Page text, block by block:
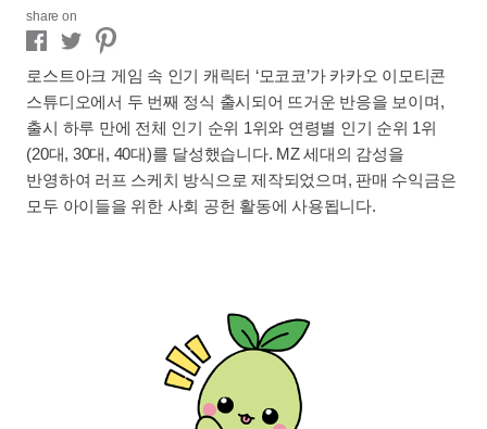
share on
로스트아크 게임 속 인기 캐릭터 ‘모코코’가 카카오 이모티콘
스튜디오에서 두 번째 정식 출시되어 뜨거운 반응을 보이며,
출시 하루 만에 전체 인기 순위 1위와 연령별 인기 순위 1위
(20대, 30대, 40대)를 달성했습니다. MZ 세대의 감성을
반영하여 러프 스케치 방식으로 제작되었으며, 판매 수익금은
모두 아이들을 위한 사회 공헌 활동에 사용됩니다.